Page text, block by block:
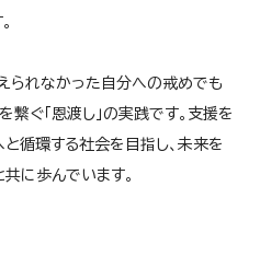
えられなかった自分への戒めでも
ぐ「恩渡し」の実践です。支援を
循環する社会を目指し、未来を
に歩んでいます。